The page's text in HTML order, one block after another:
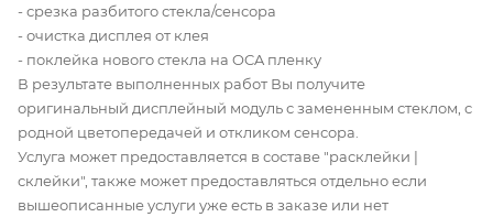
- срезка разбитого стекла/сенсора
- очистка дисплея от клея
- поклейка нового стекла на OCA пленку
В результате выполненных работ Вы получите
оригинальный дисплейный модуль с замененным стеклом, с
родной цветопередачей и откликом сенсора.
Услуга может предоставляется в составе "расклейки |
склейки", также может предоставляться отдельно если
вышеописанные услуги уже есть в заказе или нет